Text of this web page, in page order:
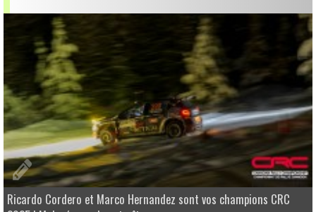
Ricardo Cordero et Marco Hernandez sont vos champions CRC